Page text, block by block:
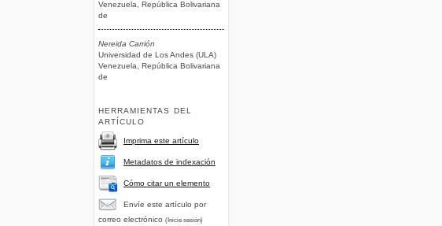
Venezuela, República Bolivariana
de
Nereida Carrión
Universidad de Los Andes (ULA)
Venezuela, República Bolivariana
de
HERRAMIENTAS DEL
ARTÍCULO
Imprima este artículo
Metadatos de indexación
Cómo citar un elemento
Envíe este artículo por
correo electrónico (Inicie sesión)